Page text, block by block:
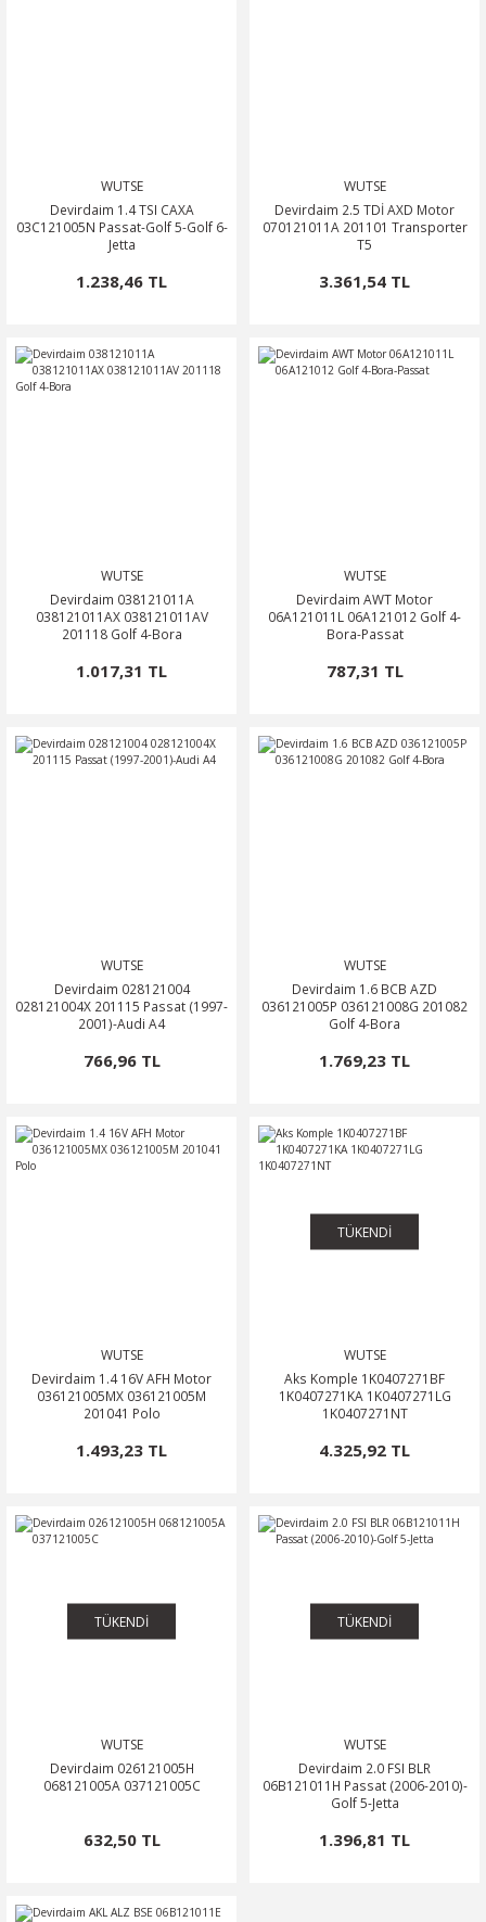
WUTSE
Devirdaim 1.4 TSI CAXA
03C121005N Passat-Golf 5-Golf 6-
Jetta
1.238,46 TL
WUTSE
Devirdaim 2.5 TDİ AXD Motor
070121011A 201101 Transporter
T5
3.361,54 TL
WUTSE
Devirdaim 038121011A
038121011AX 038121011AV
201118 Golf 4-Bora
1.017,31 TL
WUTSE
Devirdaim AWT Motor
06A121011L 06A121012 Golf 4-
Bora-Passat
787,31 TL
WUTSE
Devirdaim 028121004
028121004X 201115 Passat (1997-
2001)-Audi A4
766,96 TL
WUTSE
Devirdaim 1.6 BCB AZD
036121005P 036121008G 201082
Golf 4-Bora
1.769,23 TL
WUTSE
Devirdaim 1.4 16V AFH Motor
036121005MX 036121005M
201041 Polo
1.493,23 TL
TÜKENDİ
WUTSE
Aks Komple 1K0407271BF
1K0407271KA 1K0407271LG
1K0407271NT
4.325,92 TL
TÜKENDİ
WUTSE
Devirdaim 026121005H
068121005A 037121005C
632,50 TL
TÜKENDİ
WUTSE
Devirdaim 2.0 FSI BLR
06B121011H Passat (2006-2010)-
Golf 5-Jetta
1.396,81 TL